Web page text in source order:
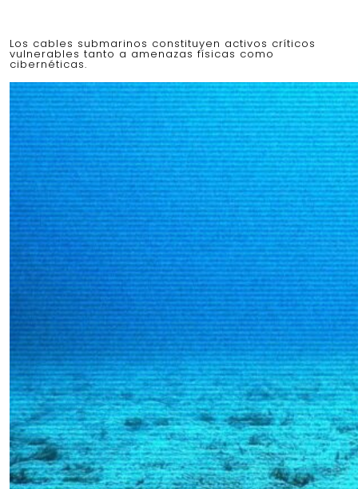
Los cables submarinos constituyen activos críticos
vulnerables tanto a amenazas físicas como
cibernéticas.